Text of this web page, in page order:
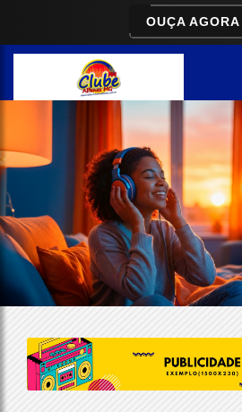
OUÇA AGORA